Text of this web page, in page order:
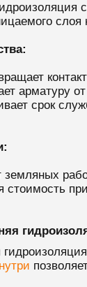
арматуру от
срок
земляных
стоимость